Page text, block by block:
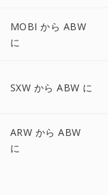
MOBI から ABW
に
SXW から ABW に
ARW から ABW
に